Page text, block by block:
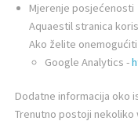
Mjerenje posjećenosti
Aquaestil stranica
Ako želite
Google Analytics -
Dodatne informacija oko
Trenutno postoji nekoliko